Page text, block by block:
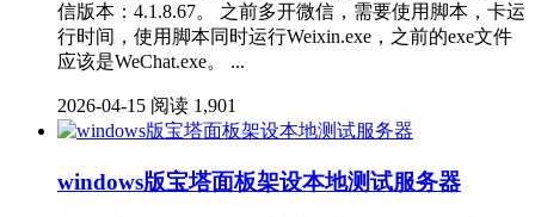
信版本：4.1.8.67。 之前多开微信，需要使用脚本，卡运
行时间，使用脚本同时运行Weixin.exe，之前的exe文件
应该是WeChat.exe。 ...
2026-04-15 阅读 1,901
windows版宝塔面板架设本地测试服务器